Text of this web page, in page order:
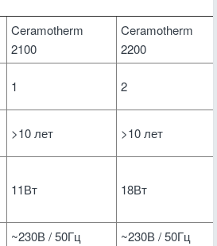
Ceramotherm
2100
Ceramotherm
2200
1 2
>10 лет >10 лет
11Вт 18Вт
~230В / 50Гц
~230В / 50Гц